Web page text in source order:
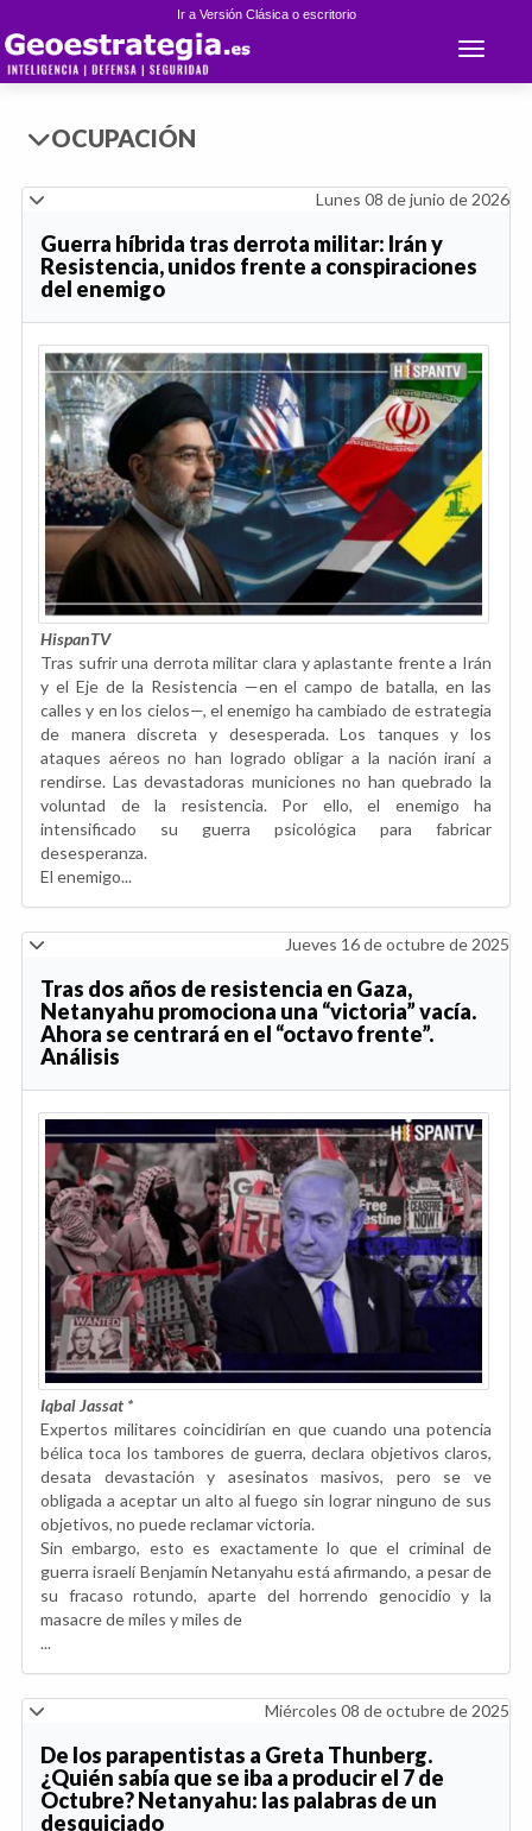
Ir a Versión Clásica o escritorio
Toggle
OCUPACIÓN
Lunes 08 de junio de 2026
Guerra híbrida tras derrota militar: Irán y
Resistencia, unidos frente a conspiraciones
del enemigo
HispanTV
Tras sufrir una derrota militar clara y aplastante frente a Irán
y el Eje de la Resistencia —en el campo de batalla, en las
calles y en los cielos—, el enemigo ha cambiado de estrategia
de manera discreta y desesperada. Los tanques y los
ataques aéreos no han logrado obligar a la nación iraní a
rendirse. Las devastadoras municiones no han quebrado la
voluntad de la resistencia. Por ello, el enemigo ha
intensificado su guerra psicológica para fabricar
desesperanza.
El enemigo...
Jueves 16 de octubre de 2025
Tras dos años de resistencia en Gaza,
Netanyahu promociona una “victoria” vacía.
Ahora se centrará en el “octavo frente”.
Análisis
Iqbal Jassat *
Expertos militares coincidirían en que cuando una potencia
bélica toca los tambores de guerra, declara objetivos claros,
desata devastación y asesinatos masivos, pero se ve
obligada a aceptar un alto al fuego sin lograr ninguno de sus
objetivos, no puede reclamar victoria.
Sin embargo, esto es exactamente lo que el criminal de
guerra israelí Benjamín Netanyahu está afirmando, a pesar de
su fracaso rotundo, aparte del horrendo genocidio y la
masacre de miles y miles de
...
Miércoles 08 de octubre de 2025
De los parapentistas a Greta Thunberg.
¿Quién sabía que se iba a producir el 7 de
Octubre? Netanyahu: las palabras de un
desquiciado